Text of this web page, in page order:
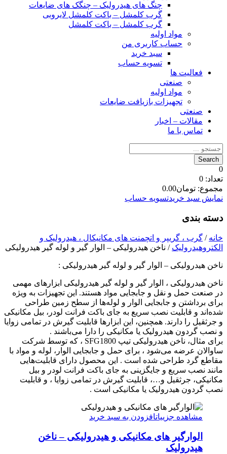
چنگ های هیدرولیک – چنگک های ضایعات
گرب کلمشل – باکت کلمشل لایروبی
گرب کلمشل – باکت کلمشل
مواد اولیه
حساب کاربری من
سبد خرید
تسویه حساب
فعالیت ها
صنعتی
مواد اولیه
تجهیزات بازیافت ضایعات
صنعتی
مقالات – اخبار
تماس با ما
0
تعداد: 0
مجموع: تومان0.00
نمایش سبد خریدتسویه حساب
دسته بندی
خانه / گرب ، گریپر و اتچمنت های مکانیکال ، هیدرولیک و
الکتروهیدرولیک / ناخن هیدرولیکی – الوار گیر و لوله گیر هیدرولیکی
ناخن هیدرولیکی – الوار گیر و لوله گیر هیدرولیکی :
ناخن هیدرولیکی ، الوار گیر و لوله گیر هیدرولیکی ابزارهای مهمی
در صنعت حمل و نقل و جابجایی مواد هستند. این تجهیزات به ویژه
برای برداشتن و جابجایی الوار و لوله‌ها از سطح زمین طراحی
شده‌اند و قابلیت نصب سریع به جای باکت فرانت لودر، بیل مکانیکی
و جرثقیل را دارند. همچنین، این ابزارها قابلیت گیرش در تمامی زوایا
و نصب گردون هیدرولیک یا مکانیکی را دارا می‌باشند .
برای مثال، ناخن هیدرولیکی تیپ SFG1800 ، که توسط شرکت
ساوالان عرضه می‌شود ، برای حمل و جابجایی الوار، لوله و مواد با
مقاطع گرد طراحی شده است . این محصول دارای قابلیت‌هایی
مانند نصب سریع و جایگزینی به جای باکت فرانت لودر و بیل
مکانیکی، جرثقیل و…، قابلیت گیرش در تمامی زوایا ، و قابلیت
نصب گردون هیدرولیک یا مکانیکی است .
مشاهده جزییاتافزودن به سبد خرید
الوارگیر های مکانیکی و هیدرولیکی – ناخن
هیدرولیک